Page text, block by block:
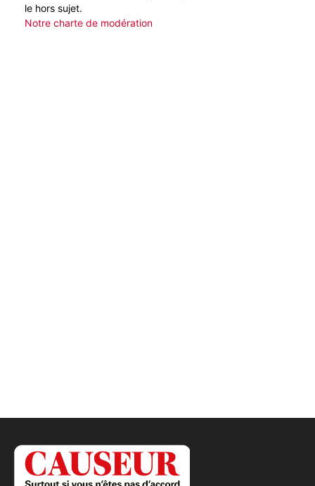
le hors sujet.
Notre charte de modération